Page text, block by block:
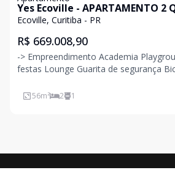
Yes Ecoville - APARTAMENTO 2
ECOVILLE CURITIBA
Ecoville, Curitiba - PR
R$ 669.008,90
-> Empreendimento Academia Playground Salão de
festas Lounge Guarita de segurança Bicicletário Hall
água, luz e gás individuais Painéis de energia solar
56m² 2 1